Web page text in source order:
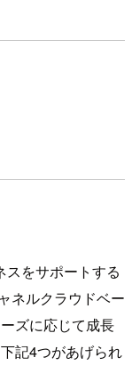
をサポートする
ネルクラウドベー
ズに応じて成長
記4つがあげられ